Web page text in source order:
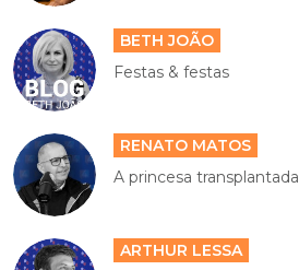
BETH JOÃO
Festas & festas
RENATO MATOS
A princesa transplantada
ARTHUR LESSA